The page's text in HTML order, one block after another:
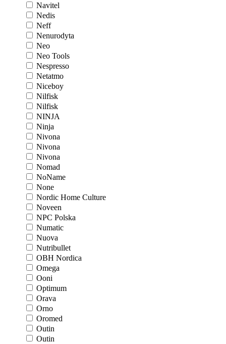
Navitel
Nedis
Neff
Nenurodyta
Neo
Neo Tools
Nespresso
Netatmo
Niceboy
Nilfisk
Nilfisk
NINJA
Ninja
Nivona
Nivona
Nivona
Nomad
NoName
None
Nordic Home Culture
Noveen
NPC Polska
Numatic
Nuova
Nutribullet
OBH Nordica
Omega
Ooni
Optimum
Orava
Orno
Oromed
Outin
Outin